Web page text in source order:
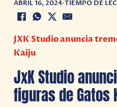
ABRIL 16, 2024•TIEMPO DE
JXK Studio anuncia
Kaiju
JxK Studio
figuras de Gatos